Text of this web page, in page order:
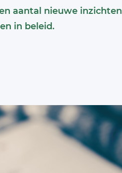
aantal nieuwe inzichten
in beleid.